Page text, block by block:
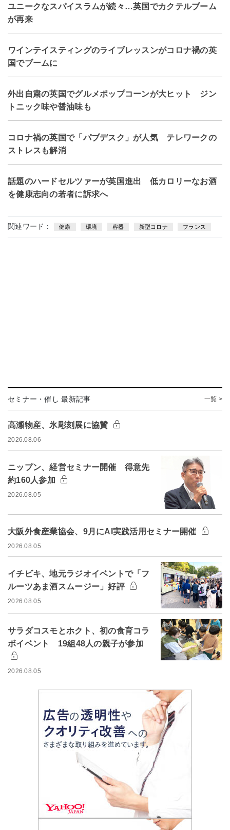
ユニークなスパイスラムが続々…英国でカクテルブーム
が再来
ワインテイスティングのライブレッスンがコロナ禍の英
国でブームに
外出自粛の英国でグルメポップコーンが大ヒット ジン
トニック味や醤油味も
コロナ禍の英国で「パブデスク」が人気 テレワークの
ストレスも解消
話題のハードセルツァーが英国進出 低カロリーなお酒
を健康志向の若者に訴求へ
関連ワード： 健康 環境 容器 新型コロナ フランス
セミナー・催し 最新記事 一覧 >
高瀬物産、氷彫刻展に協賛
2026.08.06
ニップン、経営セミナー開催 得意先
約160人参加
2026.08.05
大阪外食産業協会、9月にAI実践活用セミナー開催
2026.08.05
イチビキ、地元ラジオイベントで「フ
ルーツあま酒スムージー」好評
2026.08.05
サラダコスモとホクト、初の食育コラ
ボイベント 19組48人の親子が参加
2026.08.05